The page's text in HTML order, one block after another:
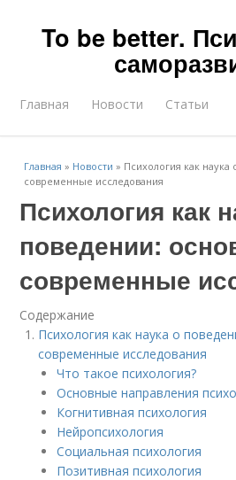
To be better.
Главная Новости Статьи
Главная » Новости » Психология как
современные исследования
Психология как
поведении:
современные
Содержание
Психология как наука о
современные исследования
Что такое психология?
Основные направления
Когнитивная психология
Нейропсихология
Социальная психология
Позитивная психология